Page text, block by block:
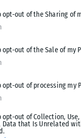
opt-out of the Sharing of
opt-out of the Sale of my
opt-out of processing my
opt-out of Collection,
Data that Is Unrelated